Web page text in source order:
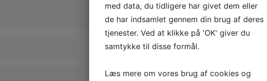
med data, du tidligere har givet dem eller
de har indsamlet gennem din brug af deres
tjenester. Ved at klikke på 'OK' giver du
samtykke til disse formål.
Læs mere om vores brug af cookies og